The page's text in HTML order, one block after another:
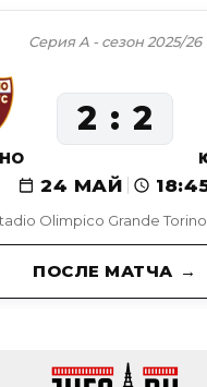
Olimpico Grande
Серия А - сезон 2025/26
24 МАЙ
2 2
ПОСЛЕ МАТЧА